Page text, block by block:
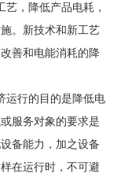
，降低产品电耗，
。新技术和新工艺
善和电能消耗的降
运行的目的是降低电
服务对象的要求是
备能力，加之设备
在运行时，不可避